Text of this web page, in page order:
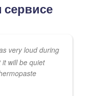
very loud during
will be quiet